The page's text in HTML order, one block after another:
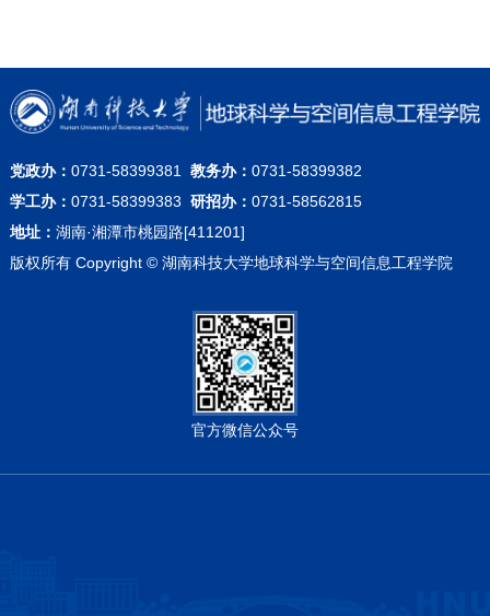
党政办： 0731-58399381 教务办： 0731-58399382
学工办： 0731-58399383 研招办： 0731-58562815
地址： 湖南·湘潭市桃园路[411201]
版权所有 Copyright © 湖南科技大学地球科学与空间信息工程学院
官方微信公众号